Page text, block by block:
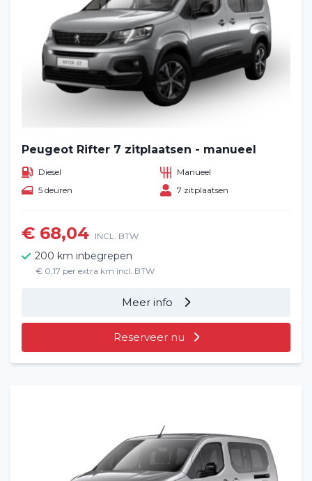
Peugeot Rifter 7 zitplaatsen - manueel
Diesel
Manueel
5 deuren
7 zitplaatsen
€ 68,04 INCL. BTW
200 km inbegrepen
€ 0,17 per extra km incl. BTW
Meer info
Reserveer nu